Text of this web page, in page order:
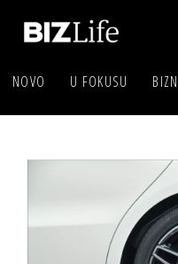
NOVO U FOKUSU